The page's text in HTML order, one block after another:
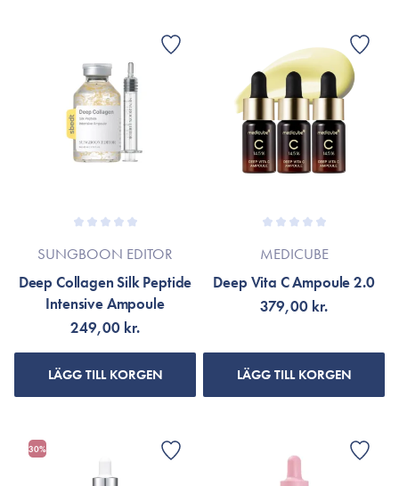
SUNGBOON EDITOR
Deep Collagen Silk Peptide
Intensive Ampoule
249,00 kr.
LÄGG TILL KORGEN
MEDICUBE
Deep Vita C Ampoule 2.0
379,00 kr.
LÄGG TILL KORGEN
30%